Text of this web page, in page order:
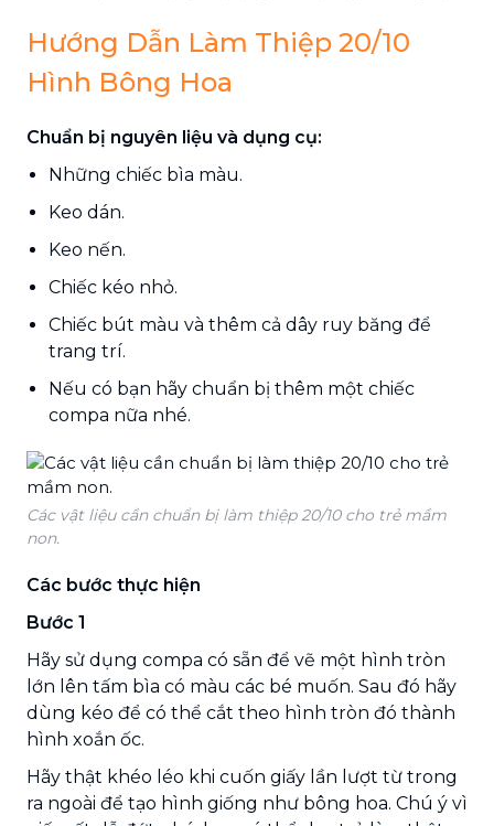
Hướng Dẫn Làm Thiệp 20/10
Hình Bông Hoa
Chuẩn bị nguyên liệu và dụng cụ:
Những chiếc bìa màu.
Keo dán.
Keo nến.
Chiếc kéo nhỏ.
Chiếc bút màu và thêm cả dây ruy băng để
trang trí.
Nếu có bạn hãy chuẩn bị thêm một chiếc
compa nữa nhé.
Các vật liệu cần chuẩn bị làm thiệp 20/10 cho trẻ mầm
non.
Các bước thực hiện
Bước 1
Hãy sử dụng compa có sẵn để vẽ một hình tròn
lớn lên tấm bìa có màu các bé muốn. Sau đó hãy
dùng kéo để có thể cắt theo hình tròn đó thành
hình xoắn ốc.
Hãy thật khéo léo khi cuốn giấy lần lượt từ trong
ra ngoài để tạo hình giống như bông hoa. Chú ý vì